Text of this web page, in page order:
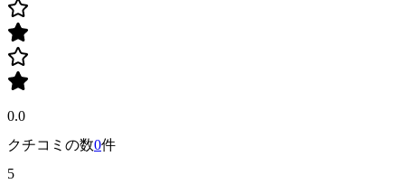
0.0
クチコミの数0件
5